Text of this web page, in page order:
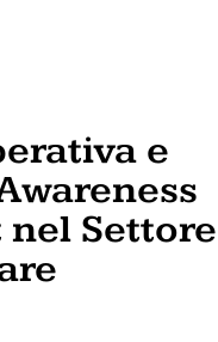
e
Settore